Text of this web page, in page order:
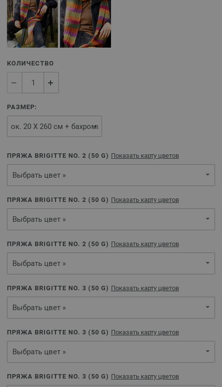
КОЛИЧЕСТВО
РАЗМЕР:
ПРЯЖА BRIGITTE NO. 2 ( 50 G) Показать карту цветов
Выбрать цвет »
ПРЯЖА BRIGITTE NO. 2 ( 50 G) Показать карту цветов
Выбрать цвет »
ПРЯЖА BRIGITTE NO. 2 ( 50 G) Показать карту цветов
Выбрать цвет »
ПРЯЖА BRIGITTE NO. 3 ( 50 G) Показать карту цветов
Выбрать цвет »
ПРЯЖА BRIGITTE NO. 3 ( 50 G) Показать карту цветов
Выбрать цвет »
ПРЯЖА BRIGITTE NO. 3 ( 50 G) Показать карту цветов